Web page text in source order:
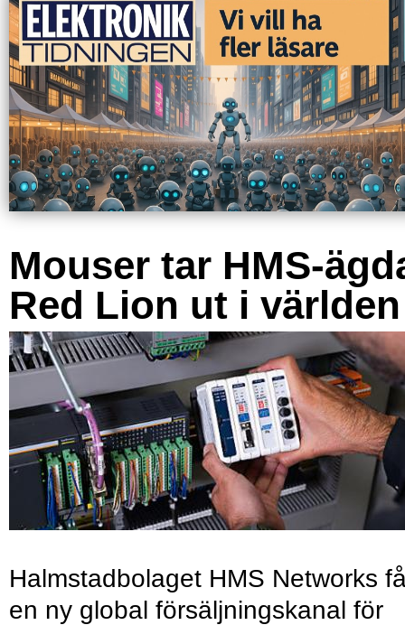
Mouser tar HMS-
Red Lion ut i världen
Halmstadbolaget HMS Networks
en ny global försäljningskanal för